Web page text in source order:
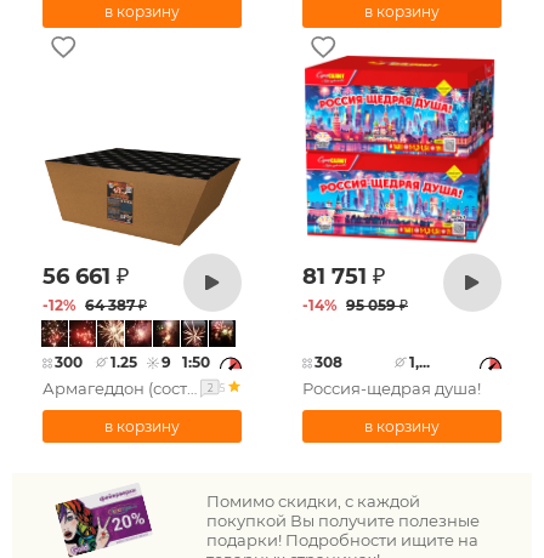
56 661 ₽
-12% 64 387₽
300 1.25 9 1:50
2 5
81 751 ₽
-14% 95 059₽
308 1,...
Россия-щедрая душа!
Помимо скидки, с каждой
покупкой Вы получите полезные
подарки! Подробности ищите на